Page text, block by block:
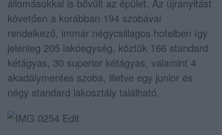
állomásokkal is bővült az épület. Az újranyitást
követően a korábban 194 szobával
rendelkező, immár négycsillagos hotelben így
jelenleg 205 lakóegység, köztük 166 standard
kétágyas, 30 superior kétágyas, valamint 4
akadálymentes szoba, illetve egy junior és
négy standard lakosztály található.